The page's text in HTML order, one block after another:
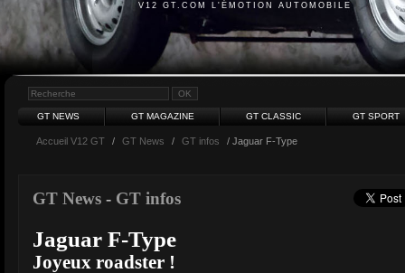
V12 GT.COM L'ÉMOTION AUTOMOBILE
GT NEWS GT MAGAZINE GT CLASSIC GT SPORT
Accueil V12 GT / GT News / GT infos / Jaguar F-Type
GT News - GT infos
Jaguar F-Type
Joyeux roadster !